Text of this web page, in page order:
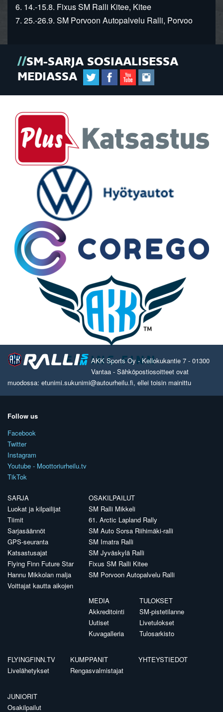
6. 14.-15.8. Fixus SM Ralli Kitee, Kitee
7. 25.-26.9. SM Porvoon Autopalvelu Ralli, Porvoo
SM-SARJA SOSIAALISESSA
MEDIASSA
AKK Sports Oy - Kellokukantie 7 - 01300
Vantaa - Sähköpostiosoitteet ovat
muodossa: etunimi.sukunimi@autourheilu.fi, ellei toisin mainittu
Follow us
Facebook
Twitter
Instagram
Youtube - Moottoriurheilu.tv
TikTok
SARJA
Luokat ja kilpailijat
Tiimit
Sarjasäännöt
GPS-seuranta
Katsastusajat
Flying Finn Future Star
Hannu Mikkolan malja
Voittajat kautta aikojen
OSAKILPAILUT
SM Ralli Mikkeli
61. Arctic Lapland Rally
SM Auto Sorsa Riihimäki-ralli
SM Imatra Ralli
SM Jyväskylä Ralli
Fixus SM Ralli Kitee
SM Porvoon Autopalvelu Ralli
MEDIA
Akkreditointi
Uutiset
Kuvagalleria
TULOKSET
SM-pistetilanne
Livetulokset
Tulosarkisto
FLYINGFINN.TV
Livelähetykset
KUMPPANIT
Rengasvalmistajat
YHTEYSTIEDOT
JUNIORIT
Osakilpailut